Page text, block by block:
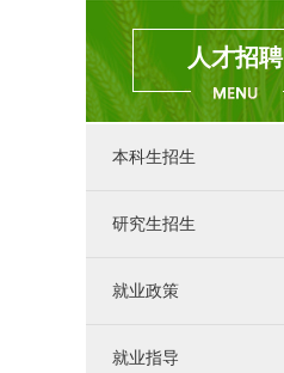
人才招聘
本科生招生
研究生招生
就业政策
就业指导